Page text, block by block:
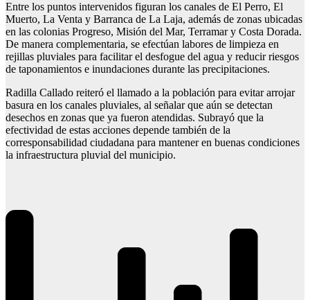
Entre los puntos intervenidos figuran los canales de El Perro, El
Muerto, La Venta y Barranca de La Laja, además de zonas ubicadas
en las colonias Progreso, Misión del Mar, Terramar y Costa Dorada.
De manera complementaria, se efectúan labores de limpieza en
rejillas pluviales para facilitar el desfogue del agua y reducir riesgos
de taponamientos e inundaciones durante las precipitaciones.
Radilla Callado reiteró el llamado a la población para evitar arrojar
basura en los canales pluviales, al señalar que aún se detectan
desechos en zonas que ya fueron atendidas. Subrayó que la
efectividad de estas acciones depende también de la
corresponsabilidad ciudadana para mantener en buenas condiciones
la infraestructura pluvial del municipio.